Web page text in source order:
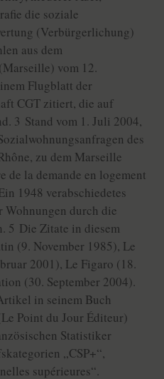
die soziale
(Verbürgerlichung)
aus dem
vom 12.
Flugblatt der
CGT zitiert, die auf
3 Stand vom 1. Juli 2004,
des
zu dem Marseille
de la demande en logement
1948 verabschiedetes
Wohnungen durch die
5 Die Zitate in diesem
(9. November 1985), Le
2001), Le Figaro (18.
(30. September 2004).
in seinem Buch
Point du Jour Éditeur)
Statistiker
„CSP+“,
supérieures“.